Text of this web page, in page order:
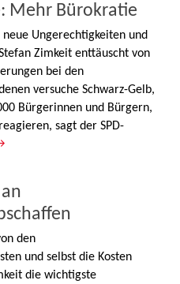
Mehr Bürokratie
neue Ungerechtigkeiten und
Zimkeit enttäuscht von
bei den
versuche Schwarz-Gelb,
Bürgerinnen und Bürgern,
sagt der SPD-
den
und selbst die Kosten
die wichtigste